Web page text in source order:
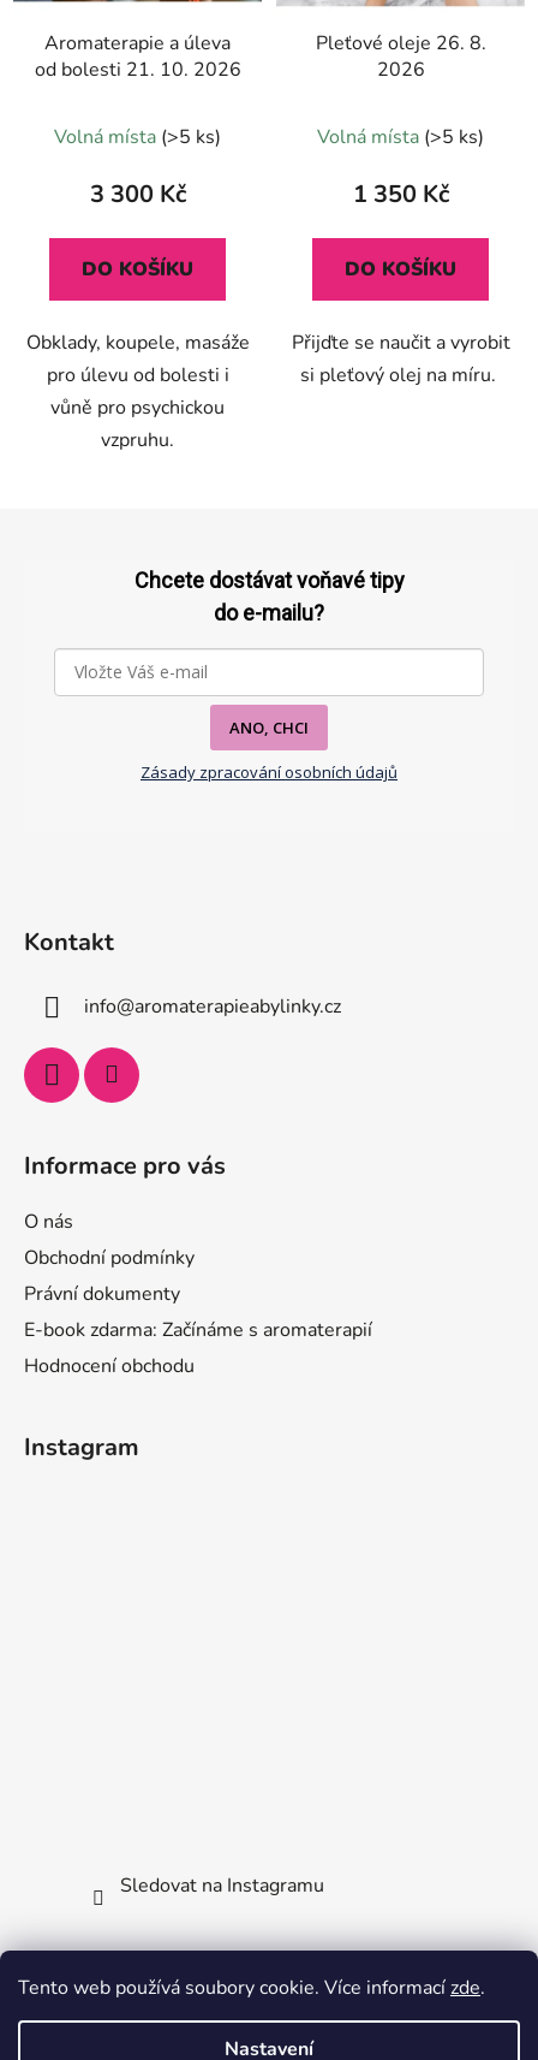
Tento web používá soubory cookie. Více informacízde.
Nastavení
Aromaterapie a úleva
od bolesti 21. 10. 2026
hodnocení
produktu
5,0
z
hvězdiček.
Volná místa (>5 ks)
3 300 Kč
DO KOŠÍKU
Obklady, koupele, masáže
pro úlevu od bolesti i
vůně pro psychickou
vzpruhu.
Pleťové oleje 26. 8.
2026
hodnocení
produktu
5,0
z
hvězdiček.
Volná místa (>5 ks)
1 350 Kč
DO KOŠÍKU
Přijďte se naučit a vyrobit
si pleťový olej na míru.
Chcete dostávat voňavé tipy
do e-mailu?
ANO, CHCI
Zásady zpracování osobních údajů
Kontakt
info@aromaterapieabylinky.cz
Informace pro vás
O nás
Obchodní podmínky
Právní dokumenty
E-book zdarma: Začínáme s aromaterapií
Hodnocení obchodu
Instagram
Sledovat na Instagramu
Facebook